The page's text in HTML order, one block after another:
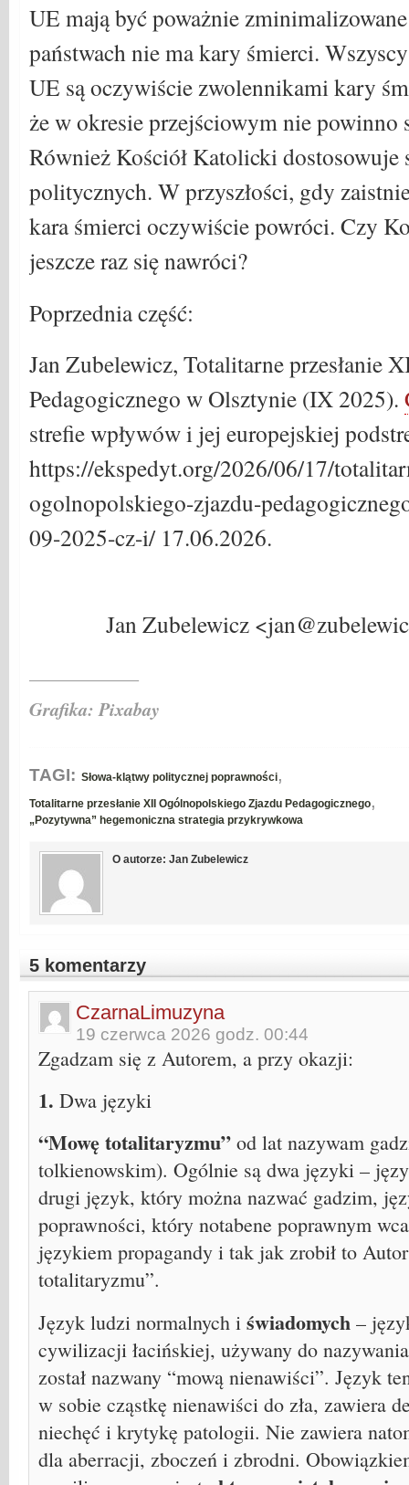
UE mają być poważnie
państwach nie ma kary śmierci.
UE są oczywiście zwolennikami kary
że w okresie przejściowym nie powinno
Również Kościół Katolicki
politycznych. W przyszłości, gdy
kara śmierci oczywiście powróci. Czy
jeszcze raz się nawróci?
Poprzednia część:
Jan Zubelewicz, Totalitarne przesłanie
Pedagogicznego w Olsztynie (IX 2025).
strefie wpływów i jej europejskiej
https://ekspedyt.org/2026/06/17/
ogolnopolskiego-zjazdu-
09-2025-cz-i/ 17.06.2026.
Jan Zubelewicz
Grafika: Pixabay
TAGI: Słowa-klątwy politycznej poprawności,
Totalitarne przesłanie XII Ogólnopolskiego Zjazdu Pedagogicznego,
„Pozytywna” hegemoniczna strategia przykrywkowa
O autorze: Jan Zubelewicz
5 komentarzy
CzarnaLimuzyna
19 czerwca 2026 godz. 00:44
Zgadzam się z Autorem, a przy okazji:
1. Dwa języki
“Mowę totalitaryzmu” od lat nazywam
tolkienowskim). Ogólnie są dwa języki –
drugi język, który można nazwać gadzim,
poprawności, który notabene poprawnym
językiem propagandy i tak jak zrobił to
totalitaryzmu”.
Język ludzi normalnych i świadomych –
cywilizacji łacińskiej, używany do
został nazwany “mową nienawiści”. Język
w sobie cząstkę nienawiści do zła, zawiera
niechęć i krytykę patologii. Nie zawiera
dla aberracji, zboczeń i zbrodni.